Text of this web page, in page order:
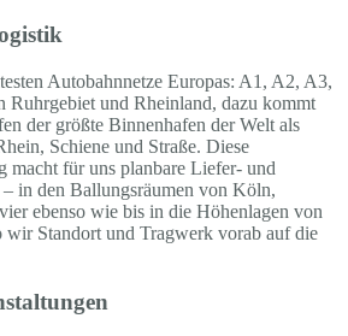
Autobahnnetze Europas: A1, A2, A3,
Ruhrgebiet und Rheinland, dazu kommt
der größte Binnenhafen der Welt als
Schiene und Straße. Diese
macht für uns planbare Liefer- und
in den Ballungsräumen von Köln,
ebenso wie bis in die Höhenlagen von
wir Standort und Tragwerk vorab auf die